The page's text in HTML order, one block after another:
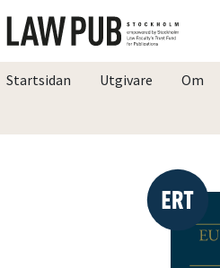
Startsidan Utgivare Om